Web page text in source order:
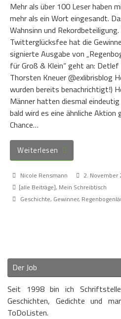
Mehr als über 100 Leser haben
mehr als ein Wort eingesandt.
Wahnsinn und
Twitterglücksfee hat die
signierte Ausgabe von
für Groß & Klein“ geht an:
Thorsten Kneuer @exlibrisblog
wurden bereits benachrichtigt!)
Männer hatten diesmal eindeutig
bald wird es eine ähnliche Aktion
Chance…
Weiterlesen
Nicole Rensmann
2. November
[alle Beiträge], Mein Schreibtisch
Geschichte, Gewinner,
Der Job
Seit 1998 bin ich
Geschichten, Gedichte und
ToDoListen.